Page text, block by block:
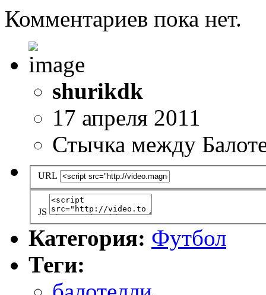
Комментариев пока нет.
shurikdk
17 апреля 2011
Стычка между
URL
JS
Категория: Футбол
Теги: